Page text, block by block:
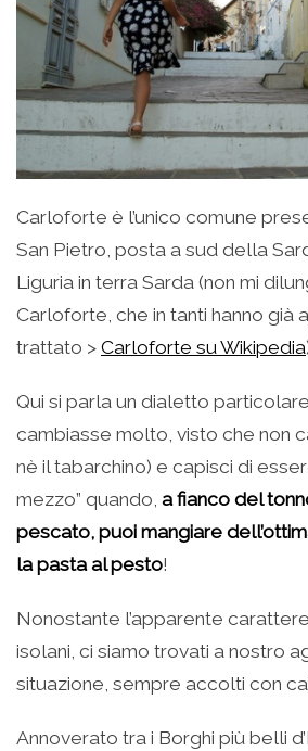
Carloforte è l’unico comune
San Pietro, posta a sud della
Liguria in terra Sarda (non mi
Carloforte, che in tanti hanno già
trattato > Carloforte su Wikipedia
Qui si parla un dialetto
cambiasse molto, visto che non
nè il tabarchino) e capisci di
mezzo” quando, a fianco del
pescato, puoi mangiare
la pasta al pesto!
Nonostante l’apparente
isolani, ci siamo trovati a nostro
situazione, sempre accolti con
Annoverato tra i Borghi più belli